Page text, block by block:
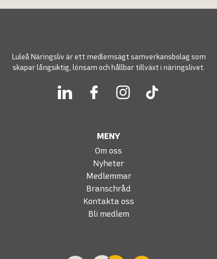
Luleå Näringsliv är ett medlemsägt samverkansbolag som
skapar långsiktig, lönsam och hållbar tillväxt i näringslivet.
MENY
Om oss
Nyheter
Medlemmar
Branschråd
Kontakta oss
Bli medlem